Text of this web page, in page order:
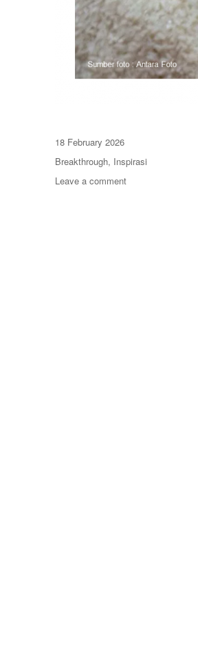
Posted
on
18 February 2026
Categories
Breakthrough, Inspirasi
Leave a comment